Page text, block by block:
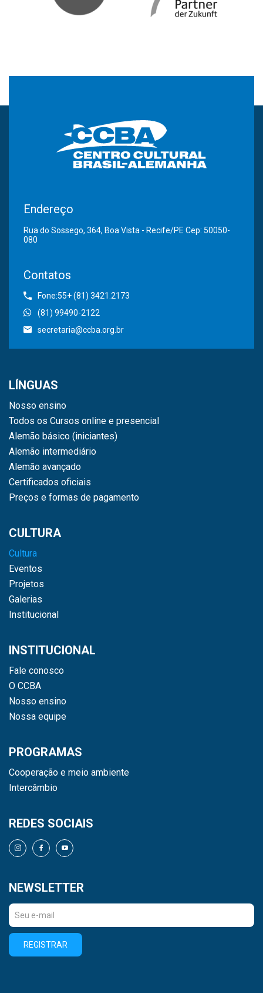
Endereço
Rua do Sossego, 364, Boa Vista - Recife/PE Cep: 50050-
080
Contatos
Fone:55+ (81) 3421.2173
(81) 99490-2122
secretaria@ccba.org.br
LÍNGUAS
Nosso ensino
Todos os Cursos online e presencial
Alemão básico (iniciantes)
Alemão intermediário
Alemão avançado
Certificados oficiais
Preços e formas de pagamento
CULTURA
Cultura
Eventos
Projetos
Galerias
Institucional
INSTITUCIONAL
Fale conosco
O CCBA
Nosso ensino
Nossa equipe
PROGRAMAS
Cooperação e meio ambiente
Intercâmbio
REDES SOCIAIS
NEWSLETTER
REGISTRAR